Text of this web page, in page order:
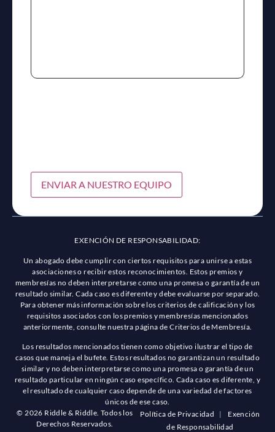
ENVIAR A NUESTRO EQUIPO
EXENCIÓN DE RESPONSABILIDAD:
Un abogado debe cumplir con ciertos requisitos para unirse a estas
asociaciones o recibir estos reconocimientos. Estos premios y
membresías no deben interpretarse como una promesa o garantía de un
resultado similar. Cada caso es diferente y debe evaluarse por separado.
Para obtener más información sobre los criterios de calificación y los
requisitos asociados con los premios y membresías mencionados
anteriormente, consulte nuestra página de Criterios de Membresía.
Los resultados mencionados tienen como objetivo ilustrar el tipo de
casos que maneja el bufete. Estos resultados no garantizan un resultado
similar y no deben interpretarse como una promesa o garantía de un
resultado particular en ningún caso específico. Cada caso es diferente, y
el resultado de cualquier caso depende de una variedad de factores
únicos de ese caso.
© 2026 Riddle & Riddle. Todos los
Derechos Reservados.
Política de Privacidad |
Exención
de Responsabilidad